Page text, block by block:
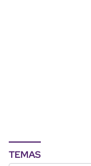
TEMAS